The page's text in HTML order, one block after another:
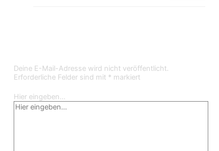
Deine E-Mail-Adresse wird nicht veröffentlicht.
Erforderliche Felder sind mit * markiert
Hier eingeben…